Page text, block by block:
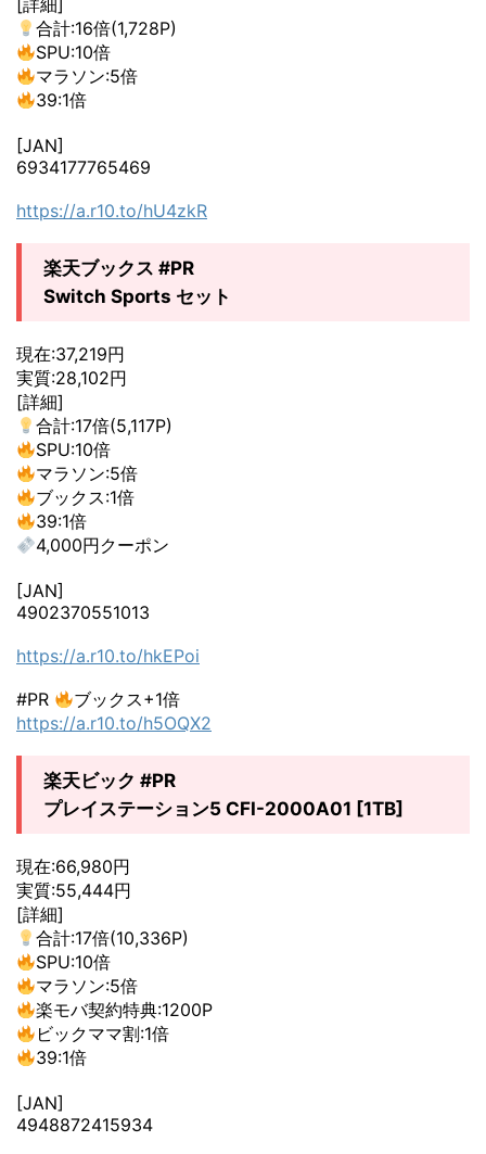
[詳細]
合計:16倍(1,728P)
SPU:10倍
マラソン:5倍
39:1倍
[JAN]
6934177765469
https://a.r10.to/hU4zkR
楽天ブックス #PR
Switch Sports セット
現在:37,219円
実質:28,102円
[詳細]
合計:17倍(5,117P)
SPU:10倍
マラソン:5倍
ブックス:1倍
39:1倍
4,000円クーポン
[JAN]
4902370551013
https://a.r10.to/hkEPoi
#PR
ブックス+1倍
https://a.r10.to/h5OQX2
楽天ビック #PR
プレイステーション5 CFI-2000A01 [1TB]
現在:66,980円
実質:55,444円
[詳細]
合計:17倍(10,336P)
SPU:10倍
マラソン:5倍
楽モバ契約特典:1200P
ビックママ割:1倍
39:1倍
[JAN]
4948872415934